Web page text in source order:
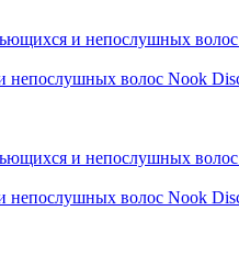
волос Nook
волос Nook